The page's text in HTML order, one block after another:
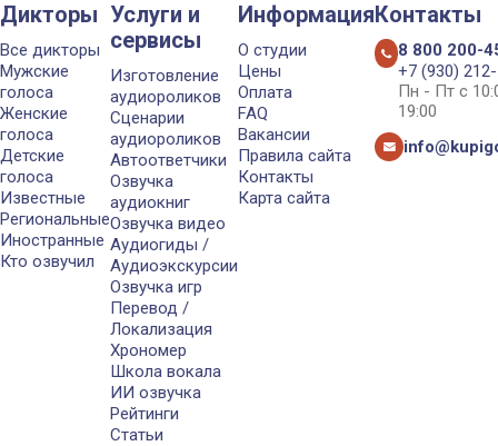
Дикторы
Все дикторы
Мужские
голоса
Женские
голоса
Детские
голоса
Известные
Региональные
Иностранные
Кто озвучил
Услуги и
сервисы
Изготовление
аудиороликов
Сценарии
аудиороликов
Автоответчики
Озвучка
аудиокниг
Озвучка видео
Аудиогиды /
Аудиоэкскурсии
Озвучка игр
Перевод /
Локализация
Хрономер
Школа вокала
ИИ озвучка
Рейтинги
Статьи
Информация
О студии
Цены
Оплата
FAQ
Вакансии
Правила сайта
Контакты
Карта сайта
Контакты
8 800 200-
+7 (930)
Пн - Пт с
19:00